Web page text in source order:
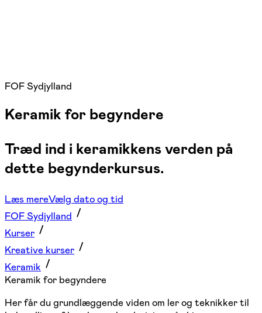
FOF Sydjylland
Keramik for begyndere
Træd ind i keramikkens verden på
dette begynderkursus.
Læs mereVælg dato og tid
FOF Sydjylland
Kurser
Kreative kurser
Keramik
Keramik for begyndere
Her får du grundlæggende viden om ler og teknikker til